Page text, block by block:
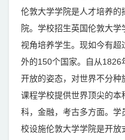
伦敦大学学院是人才培养
院。学校招生英国伦敦大
视角培养学生。现如今有超
外的150个国家。自从1826
开放的姿态，对世界不分
课程学校提供世界顶尖的
科，金融，考古多方面。
校设施伦敦大学学院是开